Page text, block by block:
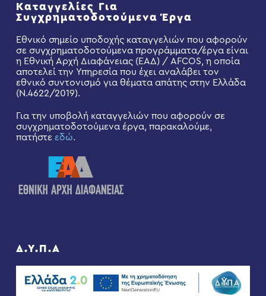
Καταγγελίες Για
Συγχρηματοδοτούμενα Έργα
Εθνικό σημείο υποδοχής καταγγελιών που αφορούν
σε συγχρηματοδοτούμενα προγράμματα/έργα είναι
η Εθνική Αρχή Διαφάνειας (ΕΑΔ) / AFCOS, η οποία
αποτελεί την Υπηρεσία που έχει αναλάβει τον
εθνικό συντονισμό για θέματα απάτης στην Ελλάδα
(Ν.4622/2019).
Για την υποβολή καταγγελιών που αφορούν σε
συγχρηματοδοτούμενα έργα, παρακαλούμε,
πατήστε εδώ.
Δ.Υ.Π.Α